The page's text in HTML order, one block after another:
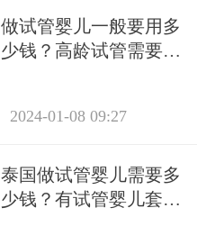
做试管婴儿一般要用多
少钱？高龄试管需要做
2024-01-08 09:27
泰国做试管婴儿需要多
少钱？有试管婴儿套餐